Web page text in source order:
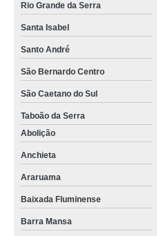
Rio Grande da Serra
Santa Isabel
Santo André
São Bernardo Centro
São Caetano do Sul
Taboão da Serra
Abolição
Anchieta
Araruama
Baixada Fluminense
Barra Mansa